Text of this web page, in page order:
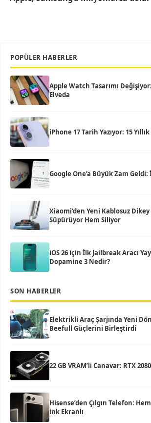
POPÜLER HABERLER
Apple Watch Tasarımı
Elveda
iPhone 17 Tarih Yazıyor: 15 Yıllık
Google One’a Büyük Zam
Xiaomi’den Yeni Kablosuz
Süpürüyor Hem Siliyor
iOS 26 için İlk Jailbreak Aracı
Dopamine 3 Nedir?
SON HABERLER
Elektrikli Araç Şarjında Yeni
Beefull Güçlerini Birleştirdi
22 GB VRAM’li Canavar: RTX
Hisense’den Çılgın Telefon:
ink Ekranlı